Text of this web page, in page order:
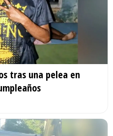
tras una pelea en